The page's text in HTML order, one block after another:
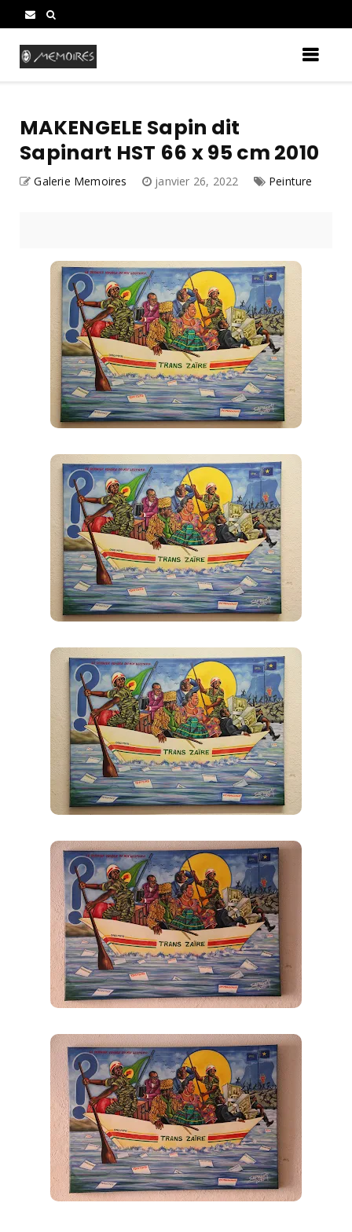
MAKENGELE Sapin dit
Sapinart HST 66 x 95 cm 2010
Galerie Memoires janvier 26, 2022 Peinture